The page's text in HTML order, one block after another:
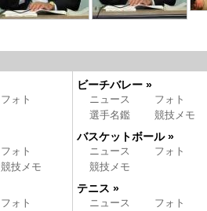
フォト
フォト
競技メモ
フォト
ビーチバレー »
ニュース
フォト
選手名鑑
競技メモ
バスケットボール »
ニュース
フォト
競技メモ
テニス »
ニュース
フォト